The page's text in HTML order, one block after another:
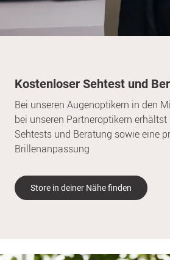
Kostenloser Sehtest und
Bei unseren Augenoptikern in den
bei unseren Partneroptikern
Sehtests und Beratung sowie eine
Brillenanpassung
Store in deiner Nähe finden